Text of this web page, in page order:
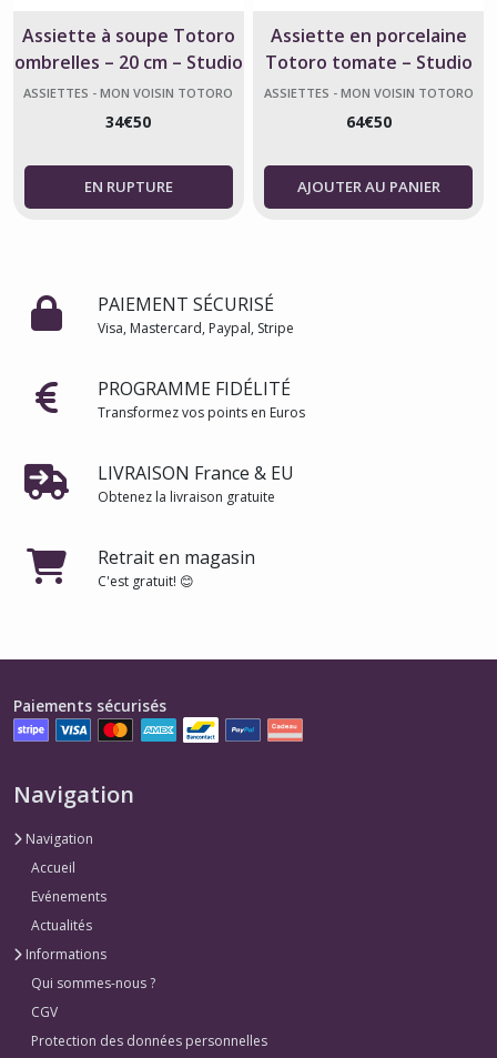
Assiette à soupe Totoro
ombrelles – 20 cm – Studio
Ghibli
ASSIETTES - MON VOISIN TOTORO
34€50
Assiette en porcelaine
Totoro tomate – Studio
Ghibli
ASSIETTES - MON VOISIN TOTORO
64€50
AJOUTER AU PANIER
PAIEMENT SÉCURISÉ
Visa, Mastercard, Paypal, Stripe
PROGRAMME FIDÉLITÉ
Transformez vos points en Euros
LIVRAISON France & EU
Obtenez la livraison gratuite
Retrait en magasin
C'est gratuit! 😊
Paiements sécurisés
Navigation
Navigation
Accueil
Evénements
Actualités
Informations
Qui sommes-nous ?
CGV
Protection des données personnelles